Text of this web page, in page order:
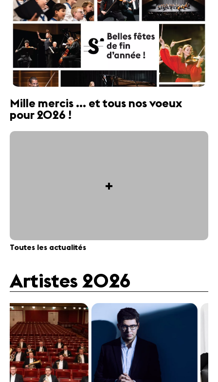
Mille mercis ... et tous nos voeux
pour 2026 !
+
Toutes les actualités
Artistes 2026